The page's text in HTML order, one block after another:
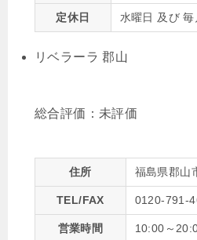
定休日 水曜日 及び
リベラーラ 郡山
総合評価： 未評価
住所 福島県郡山
TEL/FAX 0120-791-
営業時間 10:00～